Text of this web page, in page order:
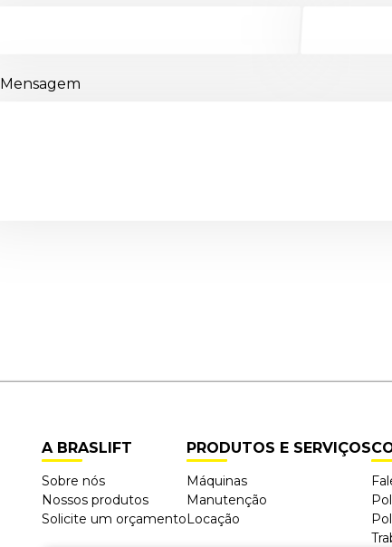
Mensagem
A BRASLIFT
Sobre nós
Nossos produtos
Solicite um orçamento
PRODUTOS E SERVIÇOS
Máquinas
Manutenção
Locação